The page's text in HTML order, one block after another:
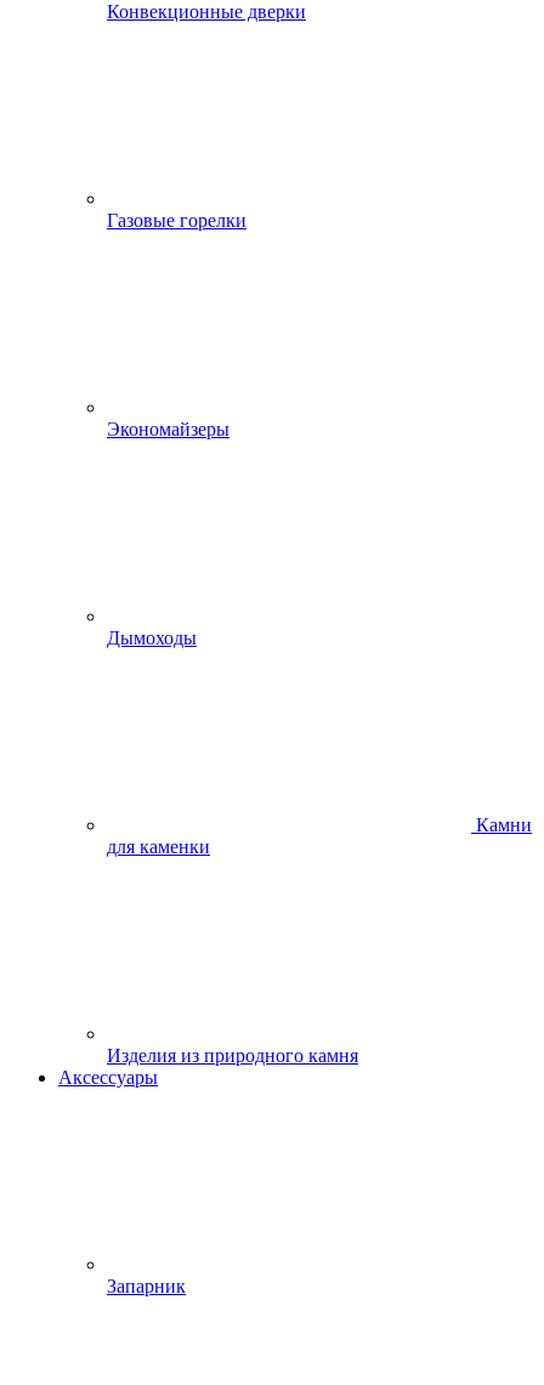
Конвекционные дверки
Газовые горелки
Экономайзеры
Дымоходы
Камни
для каменки
Изделия из природного камня
Аксессуары
Запарник